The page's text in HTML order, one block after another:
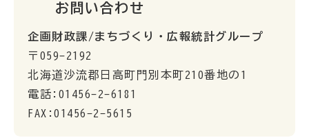
お問い合わせ
企画財政課/まちづくり・広報統計グループ
〒059-2192
北海道沙流郡日高町門別本町210番地の1
電話:01456-2-6181
FAX:01456-2-5615